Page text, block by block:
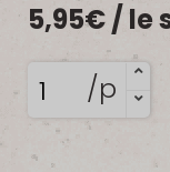
5,95€/ le
quantité
de
Farine
/p